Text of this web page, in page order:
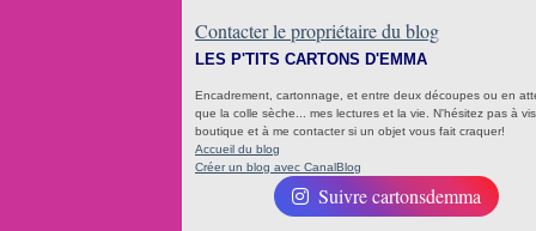
Contacter le propriétaire du blog
LES P'TITS CARTONS D'EMMA
Encadrement, cartonnage, et entre deux découpes ou en
que la colle sèche... mes lectures et la vie. N'hésitez pas à
boutique et à me contacter si un objet vous fait craquer!
Accueil du blog
Créer un blog avec CanalBlog
Suivre cartonsdemma